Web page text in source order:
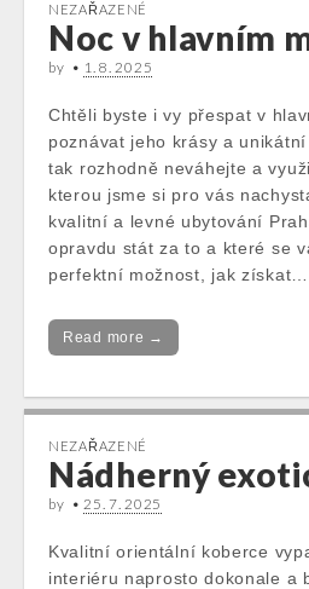
NEZAŘAZENÉ
Noc v hlavním
by • 1. 8. 2025
Chtěli byste i vy přespat v
poznávat jeho krásy a
tak rozhodně neváhejte a
kterou jsme si pro vás
kvalitní a levné ubytování
opravdu stát za to a které se
perfektní možnost, jak získat…
Read more →
NEZAŘAZENÉ
Nádherný
by •25. 7. 2025
Kvalitní orientální koberce
interiéru naprosto dokonale a